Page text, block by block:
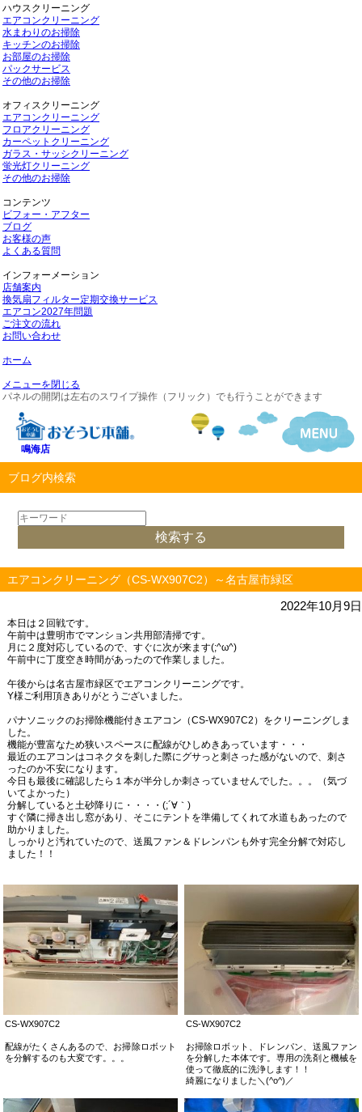
ハウスクリーニング
エアコンクリーニング
水まわりのお掃除
キッチンのお掃除
お部屋のお掃除
パックサービス
その他のお掃除
オフィスクリーニング
エアコンクリーニング
フロアクリーニング
カーペットクリーニング
ガラス・サッシクリーニング
蛍光灯クリーニング
その他のお掃除
コンテンツ
ビフォー・アフター
ブログ
お客様の声
よくある質問
インフォーメーション
店舗案内
換気扇フィルター定期交換サービス
エアコン2027年問題
ご注文の流れ
お問い合わせ
ホーム
メニューを閉じる
パネルの開閉は左右のスワイプ操作（フリック）でも行うことができます
鳴海店
ブログ内検索
エアコンクリーニング（CS-WX907C2）～名古屋市緑区
2022年10月9日
本日は２回戦です。
午前中は豊明市でマンション共用部清掃です。
月に２度対応しているので、すぐに次が来ます(;^ω^)
午前中に丁度空き時間があったので作業しました。
午後からは名古屋市緑区でエアコンクリーニングです。
Y様ご利用頂きありがとうございました。
パナソニックのお掃除機能付きエアコン（CS-WX907C2）をクリーニングしま
した。
機能が豊富なため狭いスペースに配線がひしめきあっています・・・
最近のエアコンはコネクタを刺した際にグサっと刺さった感がないので、刺さ
ったのか不安になります。
今日も最後に確認したら１本が半分しか刺さっていませんでした。。。（気づ
いてよかった）
分解していると土砂降りに・・・・(;´∀｀)
すぐ隣に掃き出し窓があり、そこにテントを準備してくれて水道もあったので
助かりました。
しっかりと汚れていたので、送風ファン＆ドレンパンも外す完全分解で対応し
ました！！
CS-WX907C2
配線がたくさんあるので、お掃除ロボット
を分解するのも大変です。。。
CS-WX907C2
お掃除ロボット、ドレンパン、送風ファン
を分解した本体です。専用の洗剤と機械を
使って徹底的に洗浄します！！
綺麗になりました＼(^o^)／